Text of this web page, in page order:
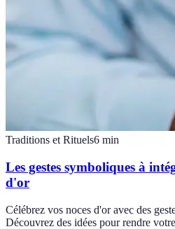
Traditions et Rituels6 min
Les gestes symboliques à
d'or
Célébrez vos noces d'or avec des
Découvrez des idées pour rendre